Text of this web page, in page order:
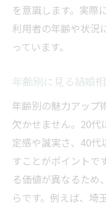
を意識します。実際
利用者の年齢や状況
っています。
年齢別に見る結婚
年齢別の魅力アップ
欠かせません。20代
定感や誠実さ、40代
すことがポイントで
る価値が異なるため
らです。例えば、埼